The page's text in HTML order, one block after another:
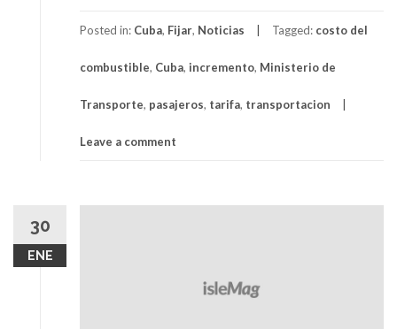
Posted in: Cuba, Fijar, Noticias Tagged: costo del
combustible, Cuba, incremento, Ministerio de
Transporte, pasajeros, tarifa, transportacion
Leave a comment
30
ENE